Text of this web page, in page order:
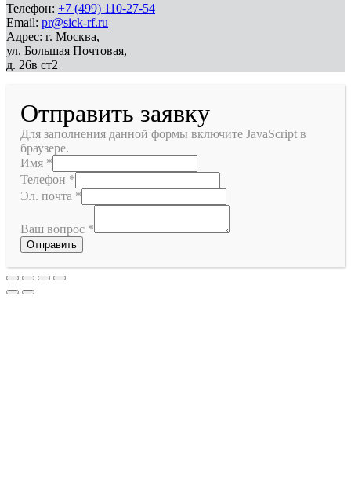
Телефон: +7 (499) 110-27-54
Email: pr@sick-rf.ru
Адрес: г. Москва,
ул. Большая Почтовая,
д. 26в ст2
Отправить заявку
Для заполнения данной формы включите JavaScript в
браузере.
Имя *
Телефон *
Эл. почта *
Ваш вопрос *
Отправить